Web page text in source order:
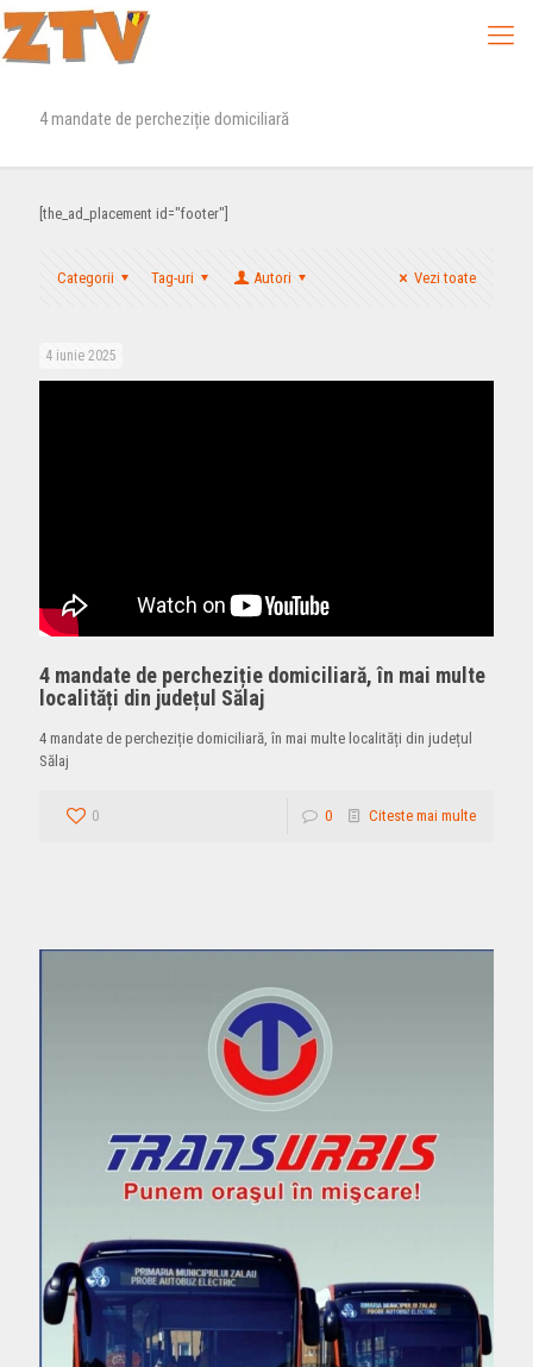
4 mandate de percheziție domiciliară
[the_ad_placement id="footer"]
Categorii Tag-uri Autori Vezi toate
4 iunie 2025
4 mandate de percheziție domiciliară, în mai multe
localități din județul Sălaj
4 mandate de percheziție domiciliară, în mai multe localități din județul
Sălaj
0 0 Citeste mai multe